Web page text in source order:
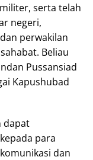
serta telah
negeri,
perwakilan
Beliau
Pussansiad
Kapushubad
dapat
para
dan